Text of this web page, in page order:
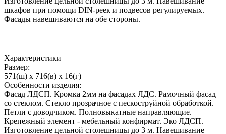
шкафов при помощи DIN-реек и подвесов регулируемых.
Фасады навешиваются на обе стороны.
Характеристики
Размер:
571(ш) x 716(в) x 16(г)
Особенности изделия:
Фасад ЛДСП. Кромка 2мм на фасадах ЛДС. Рамочный фасад
со стеклом. Стекло прозрачное с пескоструйной обработкой.
Петли с доводчиком. Полновыкатные направляющие.
Крепежный элемент - мебельный конфирмат. Эко ЛДСП.
Изготовление цельной столешницы до 3 м. Навешивание